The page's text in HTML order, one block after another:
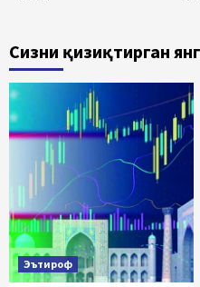
Сизни қизиқтирган
Эътироф